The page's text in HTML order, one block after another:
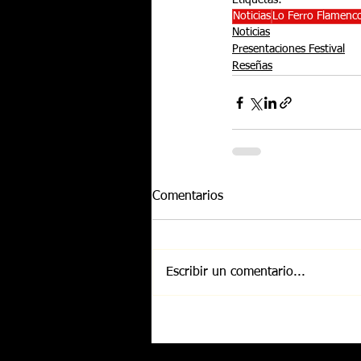
Noticias Lo Ferro
Noticias
Presentaciones Festival
Reseñas
Comentarios
Escribir un comentario...